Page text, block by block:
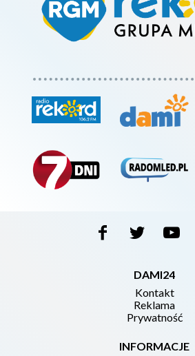
DAMI24
Kontakt
Reklama
Prywatność
INFORMACJE